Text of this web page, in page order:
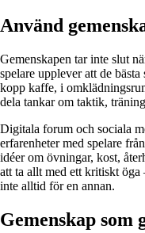
Använd
Gemenskapen tar inte slut
spelare upplever att de
kopp kaffe, i
dela tankar om taktik,
Digitala forum och sociala
erfarenheter med spelare
idéer om övningar, kost,
att ta allt med ett kritiskt
inte alltid för en annan.
Gemenskap